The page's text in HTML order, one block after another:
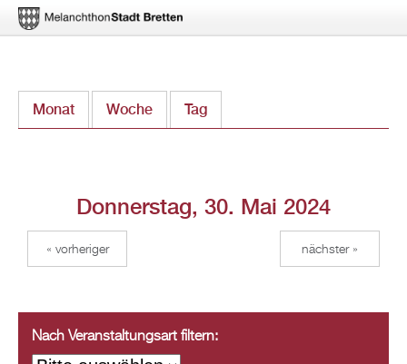
zum
Monat Woche Tag
Donnerstag, 30. Mai 2024
« vorheriger nächster »
Nach Veranstaltungsart filtern: